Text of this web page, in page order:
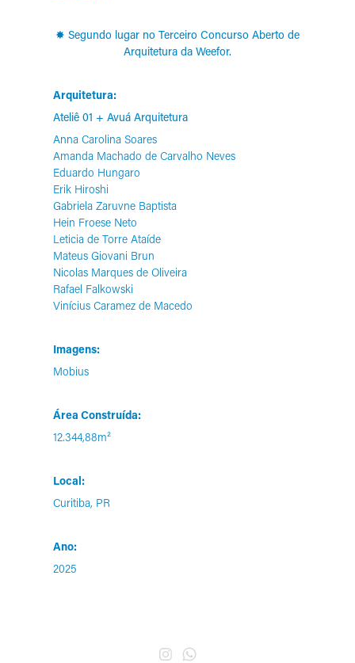
✸ Segundo lugar no Terceiro Concurso Aberto de
Arquitetura da Weefor.
Arquitetura:
Ateliê 01 + Avuá Arquitetura
Anna Carolina Soares
Amanda Machado de Carvalho Neves
Eduardo Hungaro
Erik Hiroshi
Gabriela Zaruvne Baptista
Hein Froese Neto
Leticia de Torre Ataíde
Mateus Giovani Brun
Nicolas Marques de Oliveira
Rafael Falkowski
Vinícius Caramez de Macedo
Imagens:
Mobius
Área Construída:
12.344,88m²
Local:
Curitiba, PR
Ano:
2025